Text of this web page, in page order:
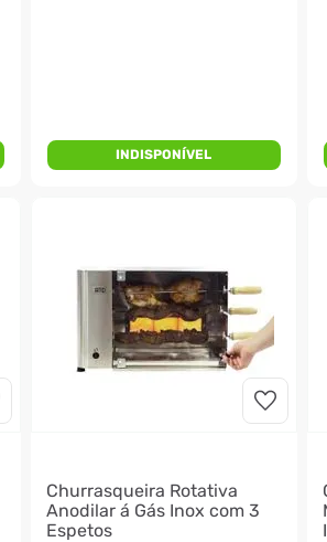
INDISPONÍVEL
Churrasqueira Rotativa
Anodilar á Gás Inox com 3
Espetos